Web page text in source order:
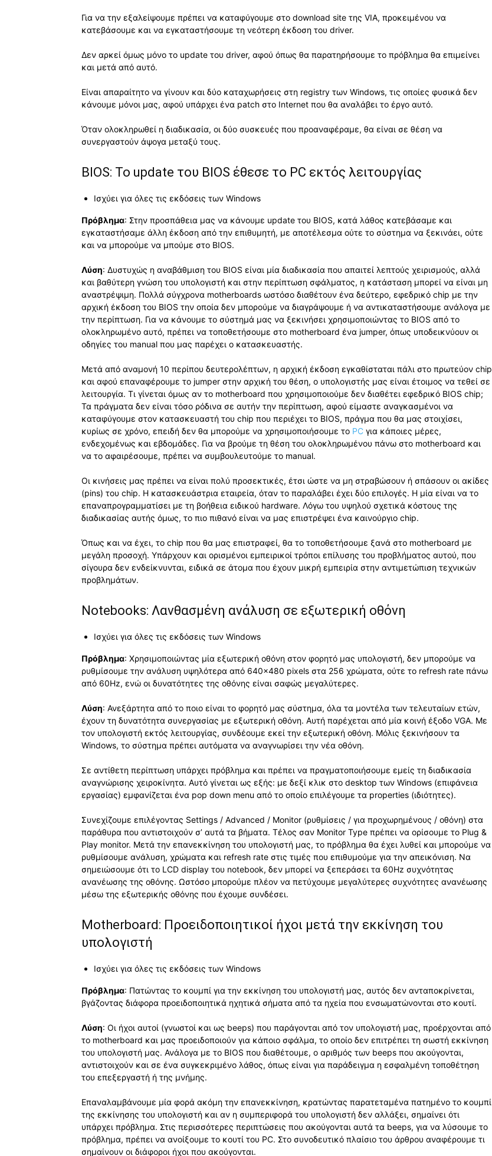
Για να την εξαλείψουμε πρέπει να καταφύγουμε στο download site της VIA, προκειμένου να
κατεβάσουμε και να εγκαταστήσουμε τη νεότερη έκδοση του driver.
Δεν αρκεί όμως μόνο το update του driver, αφού όπως θα παρατηρήσουμε το πρόβλημα θα επιμείνει
και μετά από αυτό.
Είναι απαραίτητο να γίνουν και δύο καταχωρήσεις στη registry των Windows, τις οποίες φυσικά δεν
κάνουμε μόνοι μας, αφού υπάρχει ένα patch στο Internet που θα αναλάβει το έργο αυτό.
Όταν ολοκληρωθεί η διαδικασία, οι δύο συσκευές που προαναφέραμε, θα είναι σε θέση να
συνεργαστούν άψογα μεταξύ τους.
BIOS: Το update του BIOS έθεσε το PC εκτός λειτουργίας
Ισχύει για όλες τις εκδόσεις των Windows
Πρόβλημα: Στην προσπάθεια μας να κάνουμε update του BIOS, κατά λάθος κατεβάσαμε και
εγκαταστήσαμε άλλη έκδοση από την επιθυμητή, με αποτέλεσμα ούτε το σύστημα να ξεκινάει, ούτε
και να μπορούμε να μπούμε στο BIOS.
Λύση: Δυστυχώς η αναβάθμιση του BIOS είναι μία διαδικασία που απαιτεί λεπτούς χειρισμούς, αλλά
και βαθύτερη γνώση του υπολογιστή και στην περίπτωση σφάλματος, η κατάσταση μπορεί να είναι μη
αναστρέψιμη. Πολλά σύγχρονα motherboards ωστόσο διαθέτουν ένα δεύτερο, εφεδρικό chip με την
αρχική έκδοση του BIOS την οποία δεν μπορούμε να διαγράψουμε ή να αντικαταστήσουμε ανάλογα με
την περίπτωση. Για να κάνουμε το σύστημά μας να ξεκινήσει χρησιμοποιώντας το BIOS από το
ολοκληρωμένο αυτό, πρέπει να τοποθετήσουμε στο motherboard ένα jumper, όπως υποδεικνύουν οι
οδηγίες του manual που μας παρέχει ο κατασκευαστής.
Μετά από αναμονή 10 περίπου δευτερολέπτων, η αρχική έκδοση εγκαθίσταται πάλι στο πρωτεύον chip
και αφού επαναφέρουμε το jumper στην αρχική του θέση, ο υπολογιστής μας είναι έτοιμος να τεθεί σε
λειτουργία. Τι γίνεται όμως αν το motherboard που χρησιμοποιούμε δεν διαθέτει εφεδρικό BIOS chip;
Τα πράγματα δεν είναι τόσο ρόδινα σε αυτήν την περίπτωση, αφού είμαστε αναγκασμένοι να
καταφύγουμε στον κατασκευαστή του chip που περιέχει το BIOS, πράγμα που θα μας στοιχίσει,
κυρίως σε χρόνο, επειδή δεν θα μπορούμε να χρησιμοποιήσουμε το PC για κάποιες μέρες,
ενδεχομένως και εβδομάδες. Για να βρούμε τη θέση του ολοκληρωμένου πάνω στο motherboard και
να το αφαιρέσουμε, πρέπει να συμβουλευτούμε το manual.
Οι κινήσεις μας πρέπει να είναι πολύ προσεκτικές, έτσι ώστε να μη στραβώσουν ή σπάσουν οι ακίδες
(pins) του chip. Η κατασκευάστρια εταιρεία, όταν το παραλάβει έχει δύο επιλογές. Η μία είναι να το
επαναπρογραμματίσει με τη βοήθεια ειδικού hardware. Λόγω του υψηλού σχετικά κόστους της
διαδικασίας αυτής όμως, το πιο πιθανό είναι να μας επιστρέψει ένα καινούργιο chip.
Όπως και να έχει, το chip που θα μας επιστραφεί, θα το τοποθετήσουμε ξανά στο motherboard με
μεγάλη προσοχή. Υπάρχουν και ορισμένοι εμπειρικοί τρόποι επίλυσης του προβλήματος αυτού, που
σίγουρα δεν ενδείκνυνται, ειδικά σε άτομα που έχουν μικρή εμπειρία στην αντιμετώπιση τεχνικών
προβλημάτων.
Notebooks: Λανθασμένη ανάλυση σε εξωτερική οθόνη
Ισχύει για όλες τις εκδόσεις των Windows
Πρόβλημα: Χρησιμοποιώντας μία εξωτερική οθόνη στον φορητό μας υπολογιστή, δεν μπορούμε να
ρυθμίσουμε την ανάλυση υψηλότερα από 640×480 pixels στα 256 χρώματα, ούτε το refresh rate πάνω
από 60Hz, ενώ οι δυνατότητες της οθόνης είναι σαφώς μεγαλύτερες.
Λύση: Ανεξάρτητα από το ποιο είναι το φορητό μας σύστημα, όλα τα μοντέλα των τελευταίων ετών,
έχουν τη δυνατότητα συνεργασίας με εξωτερική οθόνη. Αυτή παρέχεται από μία κοινή έξοδο VGA. Με
τον υπολογιστή εκτός λειτουργίας, συνδέουμε εκεί την εξωτερική οθόνη. Μόλις ξεκινήσουν τα
Windows, το σύστημα πρέπει αυτόματα να αναγνωρίσει την νέα οθόνη.
Σε αντίθετη περίπτωση υπάρχει πρόβλημα και πρέπει να πραγματοποιήσουμε εμείς τη διαδικασία
αναγνώρισης χειροκίνητα. Αυτό γίνεται ως εξής: με δεξί κλικ στο desktop των Windows (επιφάνεια
εργασίας) εμφανίζεται ένα pop down menu από το οποίο επιλέγουμε τα properties (ιδιότητες).
Συνεχίζουμε επιλέγοντας Settings / Advanced / Monitor (ρυθμίσεις / για προχωρημένους / οθόνη) στα
παράθυρα που αντιστοιχούν σ’ αυτά τα βήματα. Τέλος σαν Monitor Type πρέπει να ορίσουμε το Plug &
Play monitor. Μετά την επανεκκίνηση του υπολογιστή μας, το πρόβλημα θα έχει λυθεί και μπορούμε να
ρυθμίσουμε ανάλυση, χρώματα και refresh rate στις τιμές που επιθυμούμε για την απεικόνιση. Να
σημειώσουμε ότι το LCD display του notebook, δεν μπορεί να ξεπεράσει τα 60Hz συχνότητας
ανανέωσης της οθόνης. Ωστόσο μπορούμε πλέον να πετύχουμε μεγαλύτερες συχνότητες ανανέωσης
μέσω της εξωτερικής οθόνης που έχουμε συνδέσει.
Motherboard: Προειδοποιητικοί ήχοι μετά την εκκίνηση του
υπολογιστή
Ισχύει για όλες τις εκδόσεις των Windows
Πρόβλημα: Πατώντας το κουμπί για την εκκίνηση του υπολογιστή μας, αυτός δεν ανταποκρίνεται,
βγάζοντας διάφορα προειδοποιητικά ηχητικά σήματα από τα ηχεία που ενσωματώνονται στο κουτί.
Λύση: Οι ήχοι αυτοί (γνωστοί και ως beeps) που παράγονται από τον υπολογιστή μας, προέρχονται από
το motherboard και μας προειδοποιούν για κάποιο σφάλμα, το οποίο δεν επιτρέπει τη σωστή εκκίνηση
του υπολογιστή μας. Ανάλογα με το BIOS που διαθέτουμε, ο αριθμός των beeps που ακούγονται,
αντιστοιχούν και σε ένα συγκεκριμένο λάθος, όπως είναι για παράδειγμα η εσφαλμένη τοποθέτηση
του επεξεργαστή ή της μνήμης.
Επαναλαμβάνουμε μία φορά ακόμη την επανεκκίνηση, κρατώντας παρατεταμένα πατημένο το κουμπί
της εκκίνησης του υπολογιστή και αν η συμπεριφορά του υπολογιστή δεν αλλάξει, σημαίνει ότι
υπάρχει πρόβλημα. Στις περισσότερες περιπτώσεις που ακούγονται αυτά τα beeps, για να λύσουμε το
πρόβλημα, πρέπει να ανοίξουμε το κουτί του PC. Στο συνοδευτικό πλαίσιο του άρθρου αναφέρουμε τι
σημαίνουν οι διάφοροι ήχοι που ακούγονται.